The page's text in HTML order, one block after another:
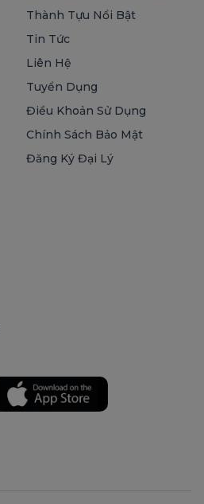
Thành Tựu Nổi Bật
Tin Tức
Liên Hệ
Tuyển Dụng
Điều Khoản Sử Dụng
Chính Sách Bảo Mật
Đăng Ký Đại Lý